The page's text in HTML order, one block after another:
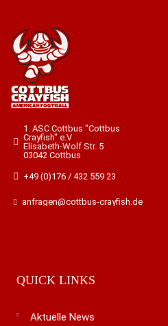
1. ASC Cottbus "Cottbus
Crayfish" e.V
Elisabeth-Wolf Str. 5
03042 Cottbus
+49 (0)176 / 432 559 23
anfragen@cottbus-crayfish.de
QUICK LINKS
Aktuelle News